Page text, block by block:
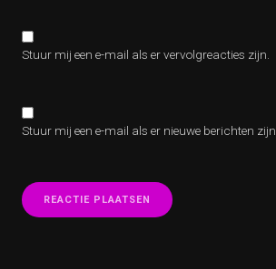
Stuur mij een e-mail als er vervolgreacties zijn.
Stuur mij een e-mail als er nieuwe berichten zijn.